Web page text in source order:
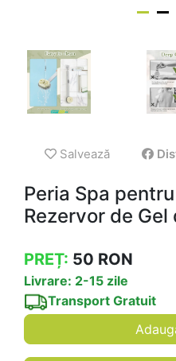
Salvează
Peria Spa
Rezervor de Gel
PREȚ: 50 RON
Livrare: 2-15 zile
Transport Gratuit